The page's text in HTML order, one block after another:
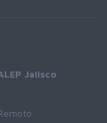
Jalisco